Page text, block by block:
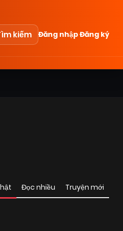
kiếm Đăng nhậpĐăng ký
Đọc nhiều Truyện mới